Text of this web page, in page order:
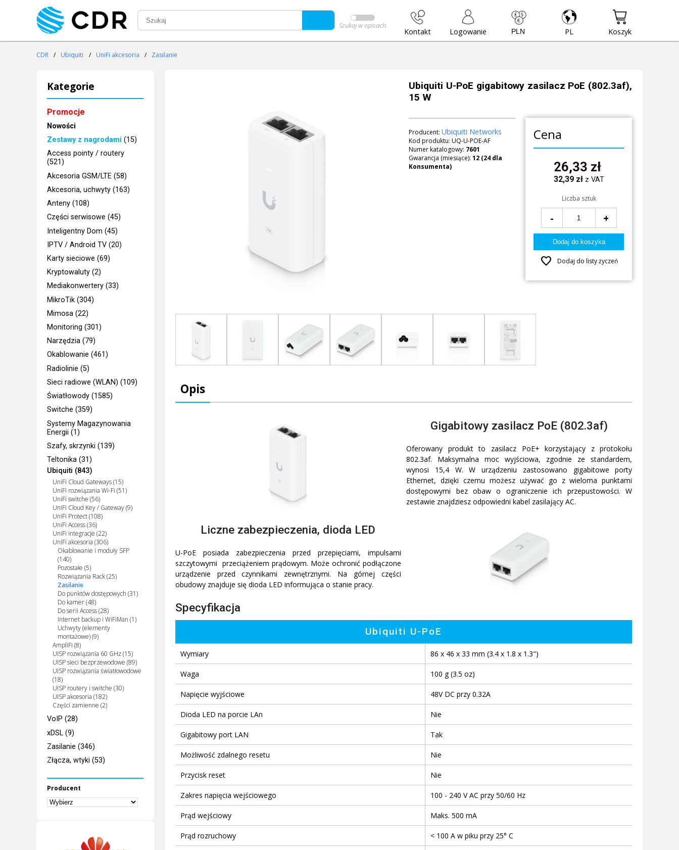
Szukaj w opisach
Kontakt Logowanie PL Koszyk
CDR / Ubiquiti / UniFi akcesoria / Zasilanie
Kategorie
Promocje
Nowości
Zestawy z nagrodami (15)
Access pointy / routery
(521)
Akcesoria GSM/LTE (58)
Akcesoria, uchwyty (163)
Anteny (108)
Części serwisowe (45)
Inteligentny Dom (45)
IPTV / Android TV (20)
Karty sieciowe (69)
Kryptowaluty (2)
Mediakonwertery (33)
MikroTik (304)
Mimosa (22)
Monitoring (301)
Narzędzia (79)
Okablowanie (461)
Radiolinie (5)
Sieci radiowe (WLAN) (109)
Światłowody (1585)
Switche (359)
Systemy Magazynowania
Energii (1)
Szafy, skrzynki (139)
Teltonika (31)
Ubiquiti (843)
UniFi Cloud Gateways (15)
UniFi rozwiązania Wi-Fi (51)
UniFi switche (56)
UniFi Cloud Key / Gateway (9)
UniFi Protect (108)
UniFi Access (36)
UniFi integracje (22)
UniFi akcesoria (306)
Okablowanie i moduły SFP
(140)
Pozostałe (5)
Rozwiązania Rack (25)
Zasilanie
Do punktów dostępowych (31)
Do kamer (48)
Do serii Access (28)
Internet backup i WiFiMan (1)
Uchwyty (elementy
montażowe) (9)
AmpliFi (8)
UISP rozwiązania 60 GHz (15)
UISP sieci bezprzewodowe (89)
UISP rozwiązania światłowodowe
(18)
UISP routery i switche (30)
UISP akcesoria (182)
Części zamienne (2)
VoIP (28)
xDSL (9)
Zasilanie (346)
Złącza, wtyki (53)
Producent
Ubiquiti U-PoE gigabitowy zasilacz PoE (802.3af),
15 W
Producent:Ubiquiti Networks
Kod produktu:UQ-U-POE-AF
Numer katalogowy: 7601
Gwarancja (miesiące):
Cena
26,33 zł
32,39zł z VAT
Liczba sztuk
- +
favorite Dodaj do listy życzeń
Opis
Gigabitowy zasilacz PoE (802.3af)
Oferowany produkt to zasilacz PoE+ korzystający z protokołu
802.3af. Maksymalna moc wyjściowa, zgodnie ze standardem,
wynosi 15,4 W. W urządzeniu zastosowano gigabitowe porty
Ethernet, dzięki czemu możesz używać go z wieloma punktami
dostępowymi bez obaw o ograniczenie ich przepustowości. W
zestawie znajdziesz odpowiedni kabel zasilający AC.
Liczne zabezpieczenia, dioda LED
U-PoE posiada zabezpieczenia przed przepięciami, impulsami
szczytowymi przeciążeniem prądowym. Może ochronić podłączone
urządzenie przed czynnikami zewnętrznymi. Na górnej części
obudowy znajduje się dioda LED informująca o stanie pracy.
Specyfikacja
Ubiquiti U-PoE
Wymiary 86 x 46 x 33 mm (3.4 x 1.8 x 1.3")
Waga 100 g (3.5 oz)
Napięcie wyjściowe 48V DC przy 0.32A
Dioda LED na porcie LAn Nie
Gigabitowy port LAN Tak
Możliwość zdalnego resetu Nie
Przycisk reset Nie
Zakres napięcia wejściowego 100 - 240 V AC przy 50/60 Hz
Prąd wejściowy Maks. 500 mA
Prąd rozruchowy < 100 A w piku przy 25° C